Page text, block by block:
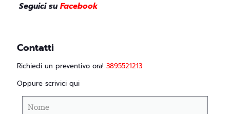
Seguici suFacebook
Contatti
Richiedi un preventivo ora! 3895521213
Oppure scrivici qui